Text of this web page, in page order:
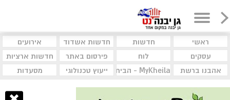
ראשי חדשות חדשות אשדוד
אירועים
עסקים
לוח פירסום באתר
חדשות ארציות
אהבנו ברשת
MyKheila - הבית לעסקים וקהילות ייעוץ טכנולוגי מסעדות